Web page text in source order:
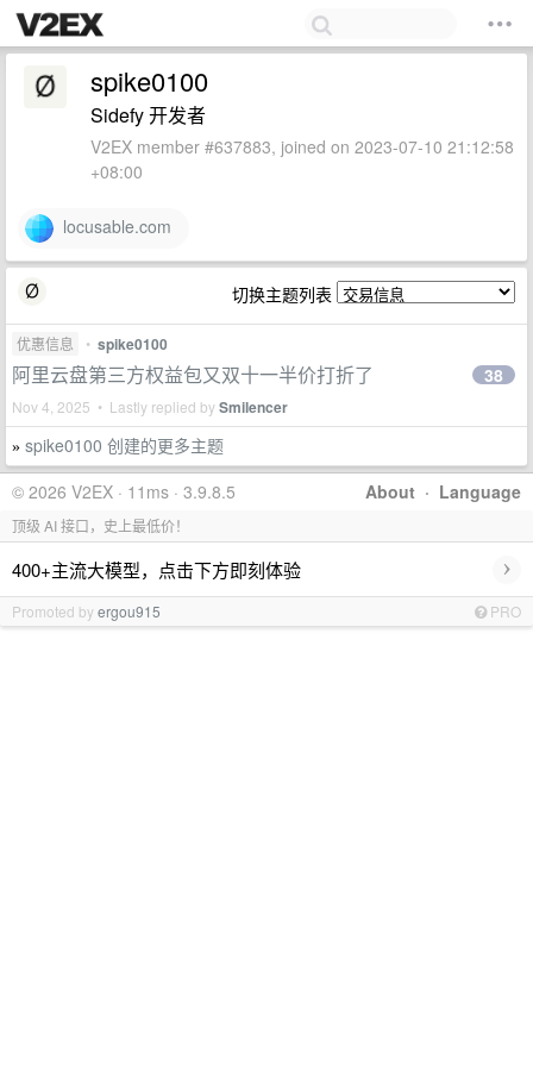
spike0100
Sidefy 开发者
V2EX member #637883, joined on 2023-07-10 21:12:58
+08:00
locusable.com
切换主题列表
优惠信息 • spike0100
阿里云盘第三方权益包又双十一半价打折了
Nov 4, 2025 • Lastly replied bySmilencer
38
» spike0100 创建的更多主题
About · Language
© 2026 V2EX · 11ms · 3.9.8.5
顶级 AI 接口，史上最低价！
400+主流大模型，点击下方即刻体验 ›
Promoted byergou915 PRO